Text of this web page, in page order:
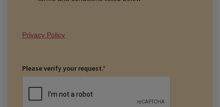
Privacy Policy
Please verify your request.*